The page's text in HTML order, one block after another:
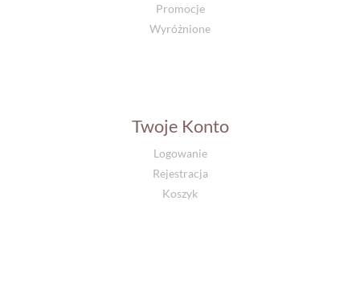
Promocje
Wyróżnione
Twoje Konto
Logowanie
Rejestracja
Koszyk